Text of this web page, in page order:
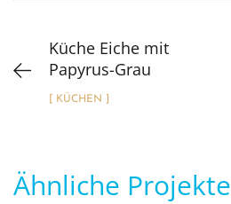
Küche Eiche mit
Papyrus-Grau
[ KÜCHEN ]
Ähnliche Projekte